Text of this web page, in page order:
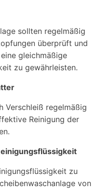
sollten regelmäßig
überprüft und
gleichmäßige
zu gewährleisten.
Verschleiß regelmäßig
Reinigung der
zu
von